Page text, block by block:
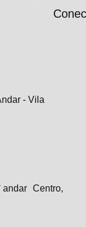
- Vila
andar Centro,